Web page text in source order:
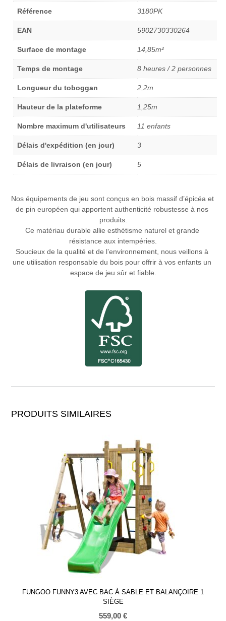
Référence 3180PK
EAN 5902730330264
Surface de montage 14,85m²
Temps de montage 8 heures / 2 personnes
Longueur du toboggan 2,2m
Hauteur de la plateforme 1,25m
Nombre maximum d'utilisateurs 11 enfants
Délais d'expédition (en jour) 3
Délais de livraison (en jour) 5
PRODUITS SIMILAIRES
FUNGOO FUNNY3 AVEC BAC À SABLE ET BALANÇOIRE 1
SIÈGE
559,00 €